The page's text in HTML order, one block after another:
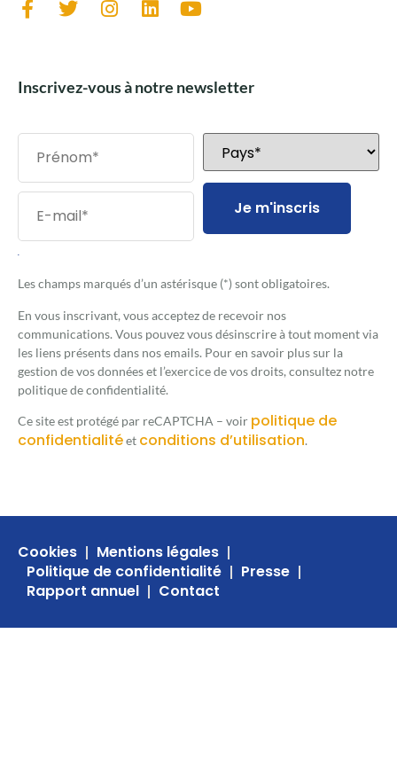
Inscrivez-vous à notre newsletter
Je m'inscris
.
Les champs marqués d’un astérisque (*) sont obligatoires.
En vous inscrivant, vous acceptez de recevoir nos
communications. Vous pouvez vous désinscrire à tout moment via
les liens présents dans nos emails. Pour en savoir plus sur la
gestion de vos données et l’exercice de vos droits, consultez notre
politique de confidentialité.
Ce site est protégé par reCAPTCHA – voir politique de
confidentialitéet conditions d’utilisation.
Cookies
Mentions légales
Politique de confidentialité
Presse
Rapport annuel
Contact